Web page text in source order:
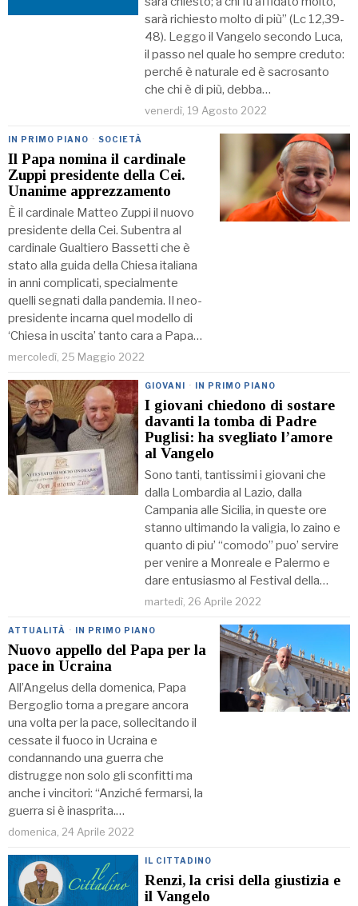
sarà richiesto molto di più” (Lc 12,39-
48). Leggo il Vangelo secondo Luca,
il passo nel quale ho sempre creduto:
perché è naturale ed è sacrosanto
che chi è di più, debba…
venerdì, 19 Agosto 2022
IN PRIMO PIANO · SOCIETÀ
Il Papa nomina il cardinale
Zuppi presidente della Cei.
Unanime apprezzamento
È il cardinale Matteo Zuppi il nuovo
presidente della Cei. Subentra al
cardinale Gualtiero Bassetti che è
stato alla guida della Chiesa italiana
in anni complicati, specialmente
quelli segnati dalla pandemia. Il neo-
presidente incarna quel modello di
‘Chiesa in uscita’ tanto cara a Papa…
mercoledì, 25 Maggio 2022
GIOVANI · IN PRIMO PIANO
I giovani chiedono di sostare
davanti la tomba di Padre
Puglisi: ha svegliato l’amore
al Vangelo
Sono tanti, tantissimi i giovani che
dalla Lombardia al Lazio, dalla
Campania alle Sicilia, in queste ore
stanno ultimando la valigia, lo zaino e
quanto di piu’ “comodo” puo’ servire
per venire a Monreale e Palermo e
dare entusiasmo al Festival della…
martedì, 26 Aprile 2022
ATTUALITÀ · IN PRIMO PIANO
Nuovo appello del Papa per la
pace in Ucraina
All’Angelus della domenica, Papa
Bergoglio torna a pregare ancora
una volta per la pace, sollecitando il
cessate il fuoco in Ucraina e
condannando una guerra che
distrugge non solo gli sconfitti ma
anche i vincitori: “Anziché fermarsi, la
guerra si è inasprita.…
domenica, 24 Aprile 2022
IL CITTADINO
Renzi, la crisi della giustizia e
il Vangelo